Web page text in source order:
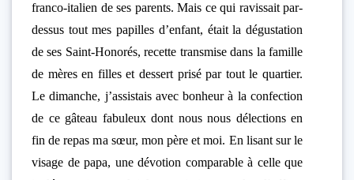
franco-italien de ses parents. Mais ce qui ravissait par-
dessus tout mes papilles d’enfant, était la dégustation
de ses Saint-Honorés, recette transmise dans la famille
de mères en filles et dessert prisé par tout le quartier.
Le dimanche, j’assistais avec bonheur à la confection
de ce gâteau fabuleux dont nous nous délections en
fin de repas ma sœur, mon père et moi. En lisant sur le
visage de papa, une dévotion comparable à celle que